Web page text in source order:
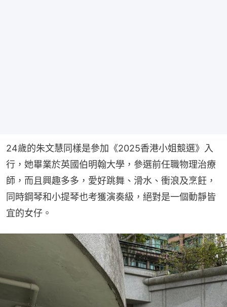
24歲的朱文慧同樣是參加《2025香港小姐競選》入
行，她畢業於英國伯明翰大學，參選前任職物理治療
師，而且興趣多多，愛好跳舞、滑水、衝浪及烹飪，
同時鋼琴和小提琴也考獲演奏級，絕對是一個動靜皆
宜的女仔。